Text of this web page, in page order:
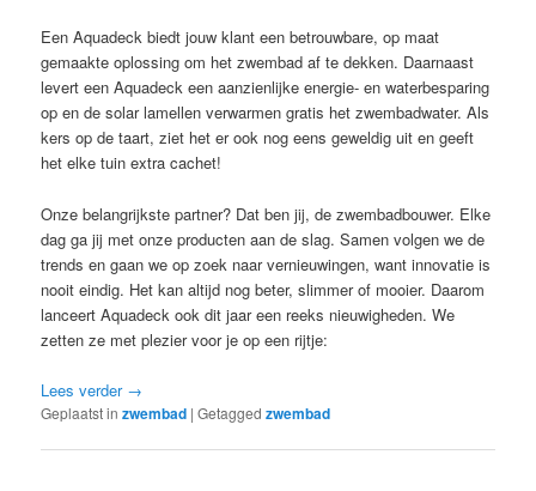
Een Aquadeck biedt jouw klant een betrouwbare, op maat
gemaakte oplossing om het zwembad af te dekken. Daarnaast
levert een Aquadeck een aanzienlijke energie- en waterbesparing
op en de solar lamellen verwarmen gratis het zwembadwater. Als
kers op de taart, ziet het er ook nog eens geweldig uit en geeft
het elke tuin extra cachet!
Onze belangrijkste partner? Dat ben jij, de zwembadbouwer. Elke
dag ga jij met onze producten aan de slag. Samen volgen we de
trends en gaan we op zoek naar vernieuwingen, want innovatie is
nooit eindig. Het kan altijd nog beter, slimmer of mooier. Daarom
lanceert Aquadeck ook dit jaar een reeks nieuwigheden. We
zetten ze met plezier voor je op een rijtje:
Lees verder →
Geplaatst in zwembad |Getagged zwembad